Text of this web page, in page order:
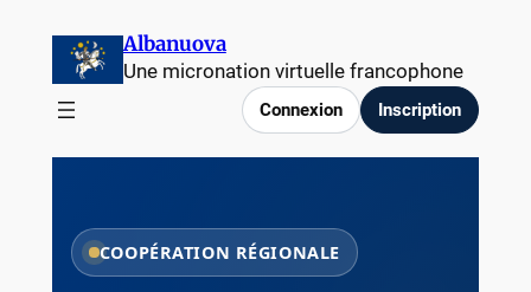
contenu
Albanuova
Une micronation virtuelle francophone
Connexion Inscription
COOPÉRATION RÉGIONALE